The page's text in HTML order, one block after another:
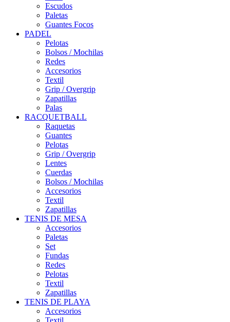
Escudos
Paletas
Guantes Focos
PADEL
Pelotas
Bolsos / Mochilas
Redes
Accesorios
Textil
Grip / Overgrip
Zapatillas
Palas
RACQUETBALL
Raquetas
Guantes
Pelotas
Grip / Overgrip
Lentes
Cuerdas
Bolsos / Mochilas
Accesorios
Textil
Zapatillas
TENIS DE MESA
Accesorios
Paletas
Set
Fundas
Redes
Pelotas
Textil
Zapatillas
TENIS DE PLAYA
Accesorios